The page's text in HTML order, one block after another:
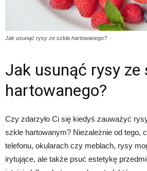
Jak usunąć rysy ze szkła hartowanego?
Jak usunąć rysy ze
hartowanego?
Czy zdarzyło Ci się kiedyś zauważyć
szkle hartowanym? Niezależnie od tego,
telefonu, okularach czy meblach, rysy
irytujące, ale także psuć estetykę